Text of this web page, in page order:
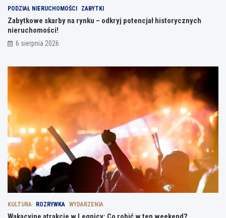
PODZIAŁ NIERUCHOMOŚCI ZABYTKI
Zabytkowe skarby na rynku – odkryj potencjał historycznych
nieruchomości!
6 sierpnia 2026
KULTURA ROZRYWKA WYDARZENIA